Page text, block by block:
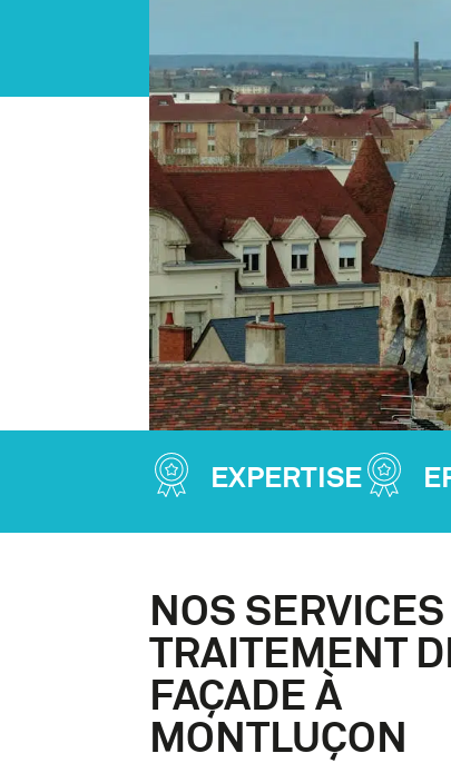
EXPERTISE
NOS
TRAITEMENT
FAÇADE À
MONTLUÇON